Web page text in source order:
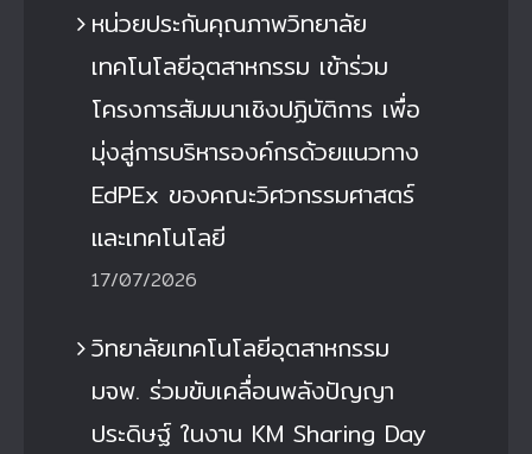
หน่วยประกันคุณภาพวิทยาลัย
เทคโนโลยีอุตสาหกรรม เข้าร่วม
โครงการสัมมนาเชิงปฏิบัติการ เพื่อ
มุ่งสู่การบริหารองค์กรด้วยแนวทาง
EdPEx ของคณะวิศวกรรมศาสตร์
และเทคโนโลยี
17/07/2026
วิทยาลัยเทคโนโลยีอุตสาหกรรม
มจพ. ร่วมขับเคลื่อนพลังปัญญา
ประดิษฐ์ ในงาน KM Sharing Day